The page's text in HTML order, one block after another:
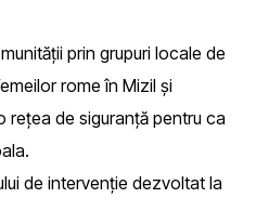
prin grupuri locale de
rome în Mizil și
rețea de siguranță pentru ca
de intervenție dezvoltat la